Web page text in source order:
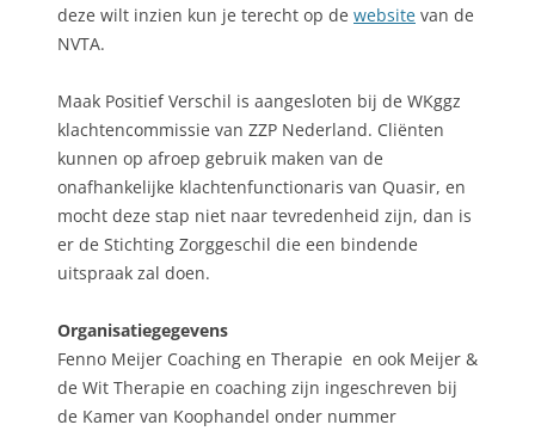
deze wilt inzien kun je terecht op de website van de
NVTA.
Maak Positief Verschil is aangesloten bij de WKggz
klachtencommissie van ZZP Nederland. Cliënten
kunnen op afroep gebruik maken van de
onafhankelijke klachtenfunctionaris van Quasir, en
mocht deze stap niet naar tevredenheid zijn, dan is
er de Stichting Zorggeschil die een bindende
uitspraak zal doen.
Organisatiegegevens
Fenno Meijer Coaching en Therapie en ook Meijer &
de Wit Therapie en coaching zijn ingeschreven bij
de Kamer van Koophandel onder nummer